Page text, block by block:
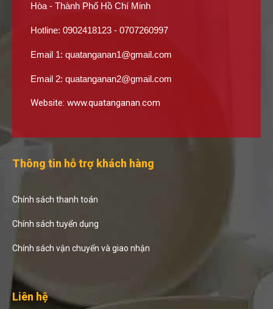
Hòa - Thành Phố Hồ Chí Minh
Hotline: 0902418123 - 0707260997
Email 1: quatanganan1@gmail.com
Email 2: quatanganan2@gmail.com
Website: www.quatanganan.com
Thông tin hỗ trợ khách hàng
Chính sách thanh toán
Chính sách tuyển dụng
Chính sách vận chuyển và giao nhận
Liên hệ